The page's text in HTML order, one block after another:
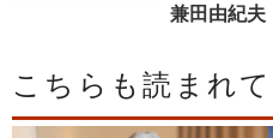
兼田由紀夫
こちらも読まれ